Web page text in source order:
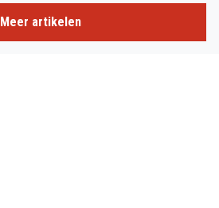
Meer artikelen